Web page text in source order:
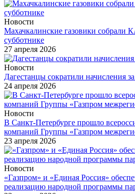
Новости
Махачкалинские газовики собрали
субботнике
27 апреля 2026
Новости
Дагестанцы сократили начисления за
24 апреля 2026
Новости
В Санкт-Петербурге прошло
компаний Группы «Газпром
23 апреля 2026
Новости
«Газпром» и «Единая Россия»
реализацию народной программы